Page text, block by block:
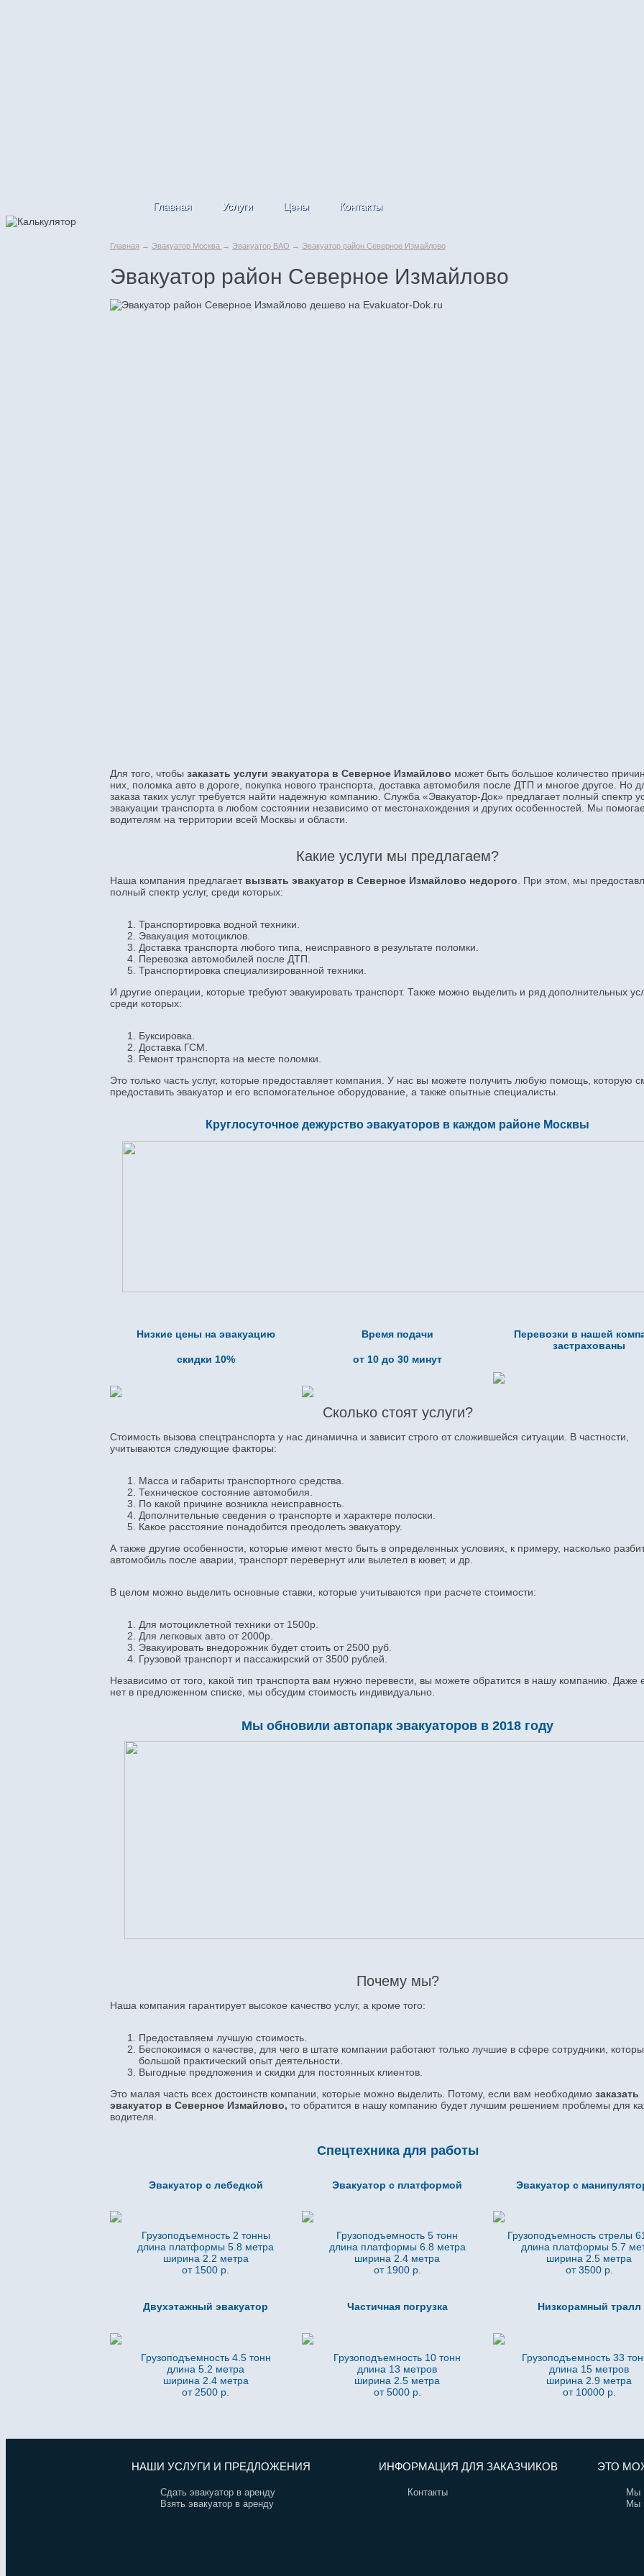
Главная Услуги Цены Контакты
Главная → Эвакуатор Москва → Эвакуатор ВАО → Эвакуатор район Северное Измайлово
Эвакуатор район Северное Измайлово
Для того, чтобы заказать услуги эвакуатора в Северное Измайлово может быть большое количество
них, поломка авто в дороге, покупка нового транспорта, доставка автомобиля после ДТП и многое другое. Но
заказа таких услуг требуется найти надежную компанию. Служба «Эвакуатор-Док» предлагает полный спектр
эвакуации транспорта в любом состоянии независимо от местонахождения и других особенностей. Мы
водителям на территории всей Москвы и области.
Какие услуги мы предлагаем?
Наша компания предлагает вызвать эвакуатор в Северное Измайлово недорого . При этом, мы
полный спектр услуг, среди которых:
Транспортировка водной техники.
Эвакуация мотоциклов.
Доставка транспорта любого типа, неисправного в результате поломки.
Перевозка автомобилей после ДТП.
Транспортировка специализированной техники.
И другие операции, которые требуют эвакуировать транспорт. Также можно выделить и ряд дополнительных
среди которых:
Буксировка.
Доставка ГСМ.
Ремонт транспорта на месте поломки.
Это только часть услуг, которые предоставляет компания. У нас вы можете получить любую помощь, которую
предоставить эвакуатор и его вспомогательное оборудование, а также опытные специалисты.
Круглосуточное дежурство эвакуаторов в каждом районе Москвы
Низкие цены на эвакуацию
скидки 10%
Время подачи
от 10 до 30 минут
Перевозки в нашей
застрахованы
Сколько стоят услуги?
Стоимость вызова спецтранспорта у нас динамична и зависит строго от сложившейся ситуации. В частности,
учитываются следующие факторы:
Масса и габариты транспортного средства.
Техническое состояние автомобиля.
По какой причине возникла неисправность.
Дополнительные сведения о транспорте и характере полоски.
Какое расстояние понадобится преодолеть эвакуатору.
А также другие особенности, которые имеют место быть в определенных условиях, к примеру, насколько
автомобиль после аварии, транспорт перевернут или вылетел в кювет, и др.
В целом можно выделить основные ставки, которые учитываются при расчете стоимости:
Для мотоциклетной техники от 1500р.
Для легковых авто от 2000р.
Эвакуировать внедорожник будет стоить от 2500 руб.
Грузовой транспорт и пассажирский от 3500 рублей.
Независимо от того, какой тип транспорта вам нужно перевести, вы можете обратится в нашу компанию. Даже
нет в предложенном списке, мы обсудим стоимость индивидуально.
Мы обновили автопарк эвакуаторов в 2018 году
Почему мы?
Наша компания гарантирует высокое качество услуг, а кроме того:
Предоставляем лучшую стоимость.
Беспокоимся о качестве, для чего в штате компании работают только лучшие в сфере сотрудники,
большой практический опыт деятельности.
Выгодные предложения и скидки для постоянных клиентов.
Это малая часть всех достоинств компании, которые можно выделить. Потому, если вам необходимо заказать
эвакуатор в Северное Измайлово, то обратится в нашу компанию будет лучшим решением проблемы для
водителя.
Спецтехника для работы
Эвакуатор с лебедкой
Грузоподъемность 2 тонны
длина платформы 5.8 метра
ширина 2.2 метра
от 1500 р.
Эвакуатор с платформой
Грузоподъемность 5 тонн
длина платформы 6.8 метра
ширина 2.4 метра
от 1900 р.
Эвакуатор с
Грузоподъемность стрелы
длина платформы 5.7
ширина 2.5 метра
от 3500 р.
Двухэтажный эвакуатор
Грузоподъемность 4.5 тонн
длина 5.2 метра
ширина 2.4 метра
от 2500 р.
Частичная погрузка
Грузоподъемность 10 тонн
длина 13 метров
ширина 2.5 метра
от 5000 р.
Низкорамный тралл
Грузоподъемность 33
длина 15 метров
ширина 2.9 метра
от 10000 р.
НАШИ УСЛУГИ И ПРЕДЛОЖЕНИЯ
Сдать эвакуатор в аренду
Взять эвакуатор в аренду
ИНФОРМАЦИЯ ДЛЯ ЗАКАЗЧИКОВ
Контакты
ЭТО
Мы
Мы